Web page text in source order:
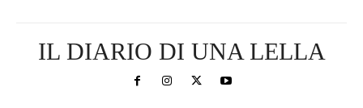
IL DIARIO DI UNA LELLA